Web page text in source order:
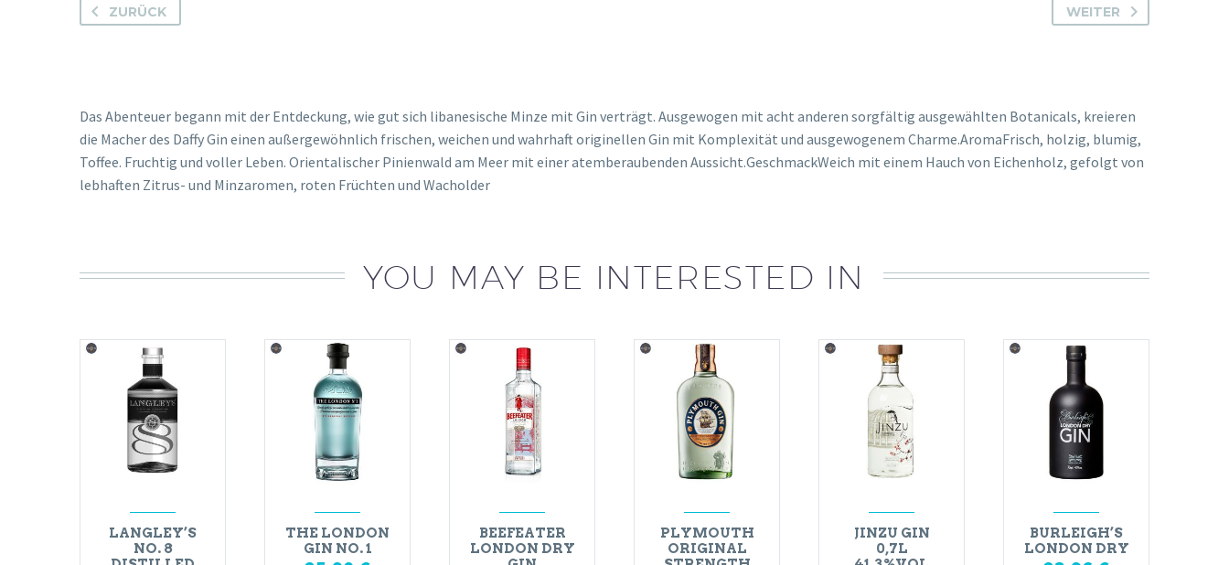
ZURÜCK WEITER
Das Abenteuer begann mit der Entdeckung, wie gut sich libanesische Minze mit Gin verträgt. Ausgewogen mit acht anderen sorgfältig ausgewählten Botanicals, kreieren
die Macher des Daffy Gin einen außergewöhnlich frischen, weichen und wahrhaft originellen Gin mit Komplexität und ausgewogenem Charme.AromaFrisch, holzig, blumig,
Toffee. Fruchtig und voller Leben. Orientalischer Pinienwald am Meer mit einer atemberaubenden Aussicht.GeschmackWeich mit einem Hauch von Eichenholz, gefolgt von
lebhaften Zitrus- und Minzaromen, roten Früchten und Wacholder
YOU MAY BE INTERESTED IN
LANGLEY’S
NO. 8
THE LONDON
GIN NO. 1
BEEFEATER
LONDON DRY
PLYMOUTH
ORIGINAL
JINZU GIN
0,7L
BURLEIGH’S
LONDON DRY